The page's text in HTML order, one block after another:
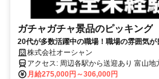
ガチャガチャ景品のピッキング
20代が多数活躍中の職場！職場の雰囲気
心です！
株式会社オーシャン
アクセス: 周
月給275,000円～306,000円